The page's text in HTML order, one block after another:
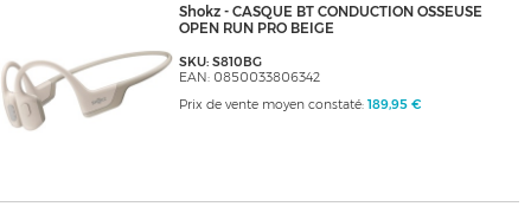
Shokz - CASQUE BT CONDUCTION OSSEUSE
OPEN RUN PRO BEIGE
SKU: S810BG
EAN: 0850033806342
Prix de vente moyen constaté: 189,95 €